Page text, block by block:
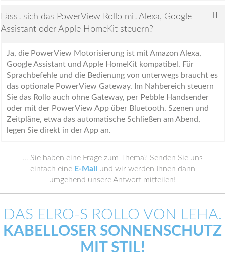
Lässt sich das PowerView Rollo mit Alexa, Google
Assistant oder Apple HomeKit steuern?
Ja, die PowerView Motorisierung ist mit Amazon Alexa,
Google Assistant und Apple HomeKit kompatibel. Für
Sprachbefehle und die Bedienung von unterwegs braucht es
das optionale PowerView Gateway. Im Nahbereich steuern
Sie das Rollo auch ohne Gateway, per Pebble Handsender
oder mit der PowerView App über Bluetooth. Szenen und
Zeitpläne, etwa das automatische Schließen am Abend,
legen Sie direkt in der App an.
… Sie haben eine Frage zum Thema? Senden Sie uns
einfach eine E-Mail
und wir werden Ihnen dann
umgehend unsere Antwort mitteilen!
DAS ELRO-S ROLLO VON LEHA.
KABELLOSER SONNENSCHUTZ
MIT STIL!